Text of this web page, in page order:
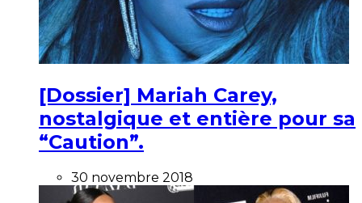
[Dossier] Mariah Carey,
nostalgique et entière pour sa
“Caution”.
30 novembre 2018